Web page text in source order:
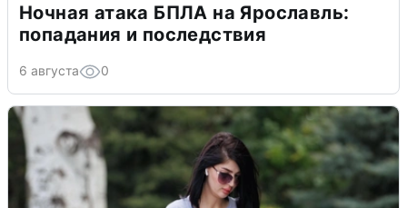
Ночная атака БПЛА на Ярославль:
попадания и последствия
6 августа 0